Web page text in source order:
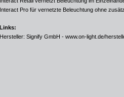
Interact Pro für vernetzte Beleuchtung ohne
Links:
Hersteller: Signify GmbH - www.on-light.de/